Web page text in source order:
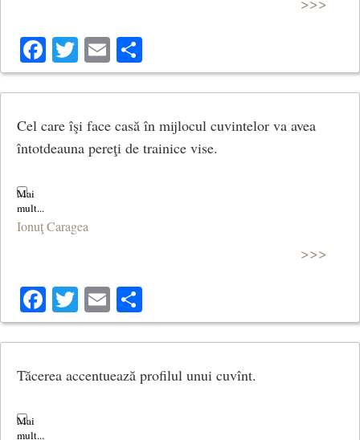
Facebook
Twitter
Email
Cel care îşi face casă în mijlocul cuvintelor va avea
întotdeauna pereţi de trainice vise.
Ionuţ Caragea
>>>
Facebook
Twitter
Email
Tăcerea accentuează profilul unui cuvînt.